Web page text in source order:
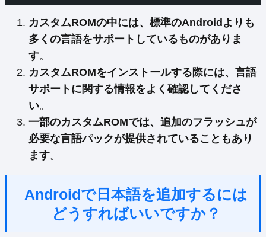
カスタムROMの中には、標準のAndroidよりも
多くの言語をサポートしているものがありま
す。
カスタムROMをインストールする際には、言語
サポートに関する情報をよく確認してくださ
い。
一部のカスタムROMでは、追加のフラッシュが
必要な言語パックが提供されていることもあり
ます。
Androidで日本語を追加するには
どうすればいいですか？